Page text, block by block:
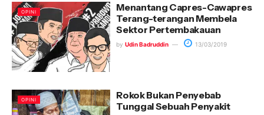
OPINI
Menantang Capres-Cawapres
Terang-terangan Membela
Sektor Pertembakauan
by Udin Badruddin 13/03/2019
OPINI
Rokok Bukan Penyebab
Tunggal Sebuah Penyakit